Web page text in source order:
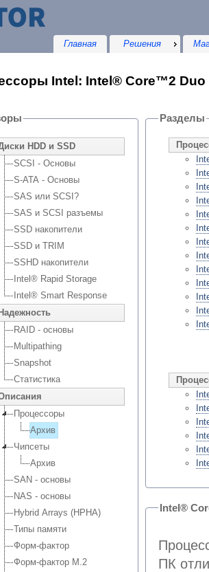
Главная Решения
Intel: Intel® Core™2 Duo
HDD и SSD
SCSI - Основы
S-ATA - Основы
SAS или SCSI?
SAS и SCSI разъемы
SSD накопители
SSD и TRIM
SSHD накопители
Intel® Rapid Storage
Intel® Smart Response
Надежность
RAID - основы
Multipathing
Snapshot
Статистика
Процессоры
Архив
Чипсеты
Архив
SAN - основы
NAS - основы
Hybrid Arrays (HPHA)
Типы памяти
Форм-фактор
Форм-фактор M.2
Разделы
Intel®
ПК